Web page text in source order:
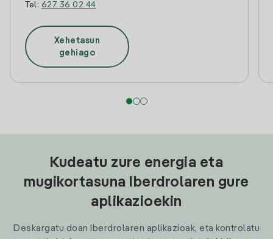
Tel: 627 36 02 44
Xehetasun
gehiago
Kudeatu zure energia eta
mugikortasuna Iberdrolaren gure
aplikazioekin
Deskargatu doan Iberdrolaren aplikazioak, eta kontrolatu